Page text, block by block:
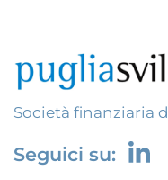
Società finanziaria
Seguici su: